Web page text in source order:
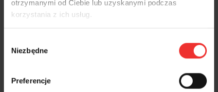
otrzymanymi od Ciebie lub uzyskanymi podczas
korzystania z ich usług.
zgody
Niezbędne
Preferencje